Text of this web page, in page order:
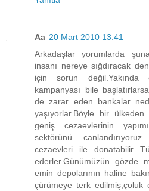
Aa 20 Mart 2010 13:41
Arkadaşlar yorumlarda
insanı nereye sığdıracak
için sorun
kampanyası bile
de zarar eden bankalar
yaşıyorlar.Böyle bir
geniş cezaevlerinin
sektörünü
cezaevleri ile donatabilir
ederler.Günümüzün gözde
emin depolarının haline
çürümeye terk edilmiş,çoluk